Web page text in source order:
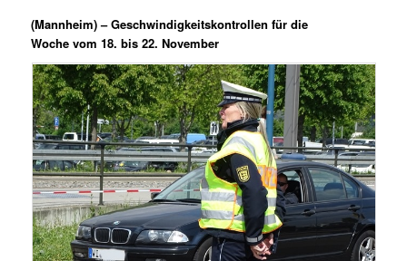
(Mannheim) –Geschwindigkeitskontrollen für die
Woche vom 18. bis 22. November